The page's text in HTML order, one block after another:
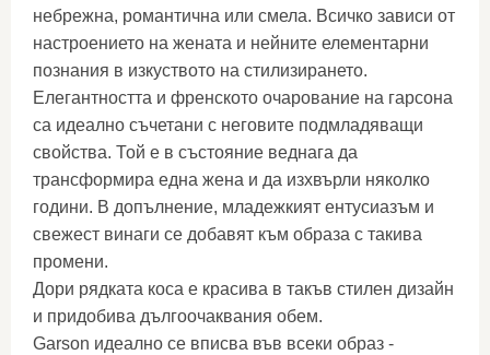
небрежна, романтична или смела. Всичко зависи от
настроението на жената и нейните елементарни
познания в изкуството на стилизирането.
Елегантността и френското очарование на гарсона
са идеално съчетани с неговите подмладяващи
свойства. Той е в състояние веднага да
трансформира една жена и да изхвърли няколко
години. В допълнение, младежкият ентусиазъм и
свежест винаги се добавят към образа с такива
промени.
Дори рядката коса е красива в такъв стилен дизайн
и придобива дългоочаквания обем.
Garson идеално се вписва във всеки образ -